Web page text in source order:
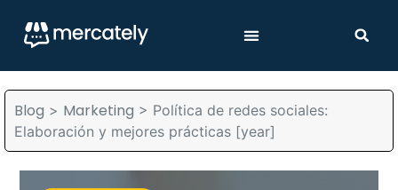
Blog > Marketing > Política de redes sociales:
Elaboración y mejores prácticas [year]